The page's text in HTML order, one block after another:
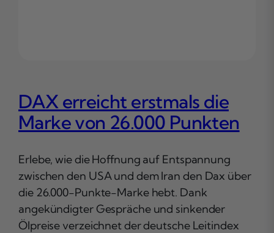
DAX erreicht erstmals die
Marke von 26.000 Punkten
Erlebe, wie die Hoffnung auf Entspannung
zwischen den USA und dem Iran den Dax über
die 26.000-Punkte-Marke hebt. Dank
angekündigter Gespräche und sinkender
Ölpreise verzeichnet der deutsche Leitindex